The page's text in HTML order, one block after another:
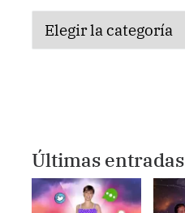
Categorías
Últimas entradas